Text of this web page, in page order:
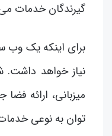
گیرندگان خدمات
برای این­که یک وب
نیاز خواهد داشت.
توان به نوعی